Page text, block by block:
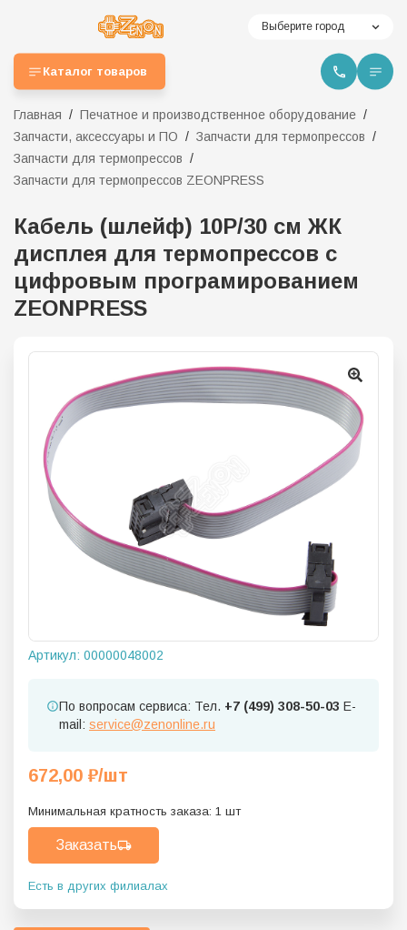
Выберите город
Каталог товаров
Главная
Печатное и производственное оборудование
Запчасти, аксессуары и ПО
Запчасти для термопрессов
Запчасти для термопрессов
Запчасти для термопрессов ZEONPRESS
Кабель (шлейф) 10P/30 см ЖК
дисплея для термопрессов с
цифровым програмированием
ZEONPRESS
Артикул: 00000048002
По вопросам сервиса: Тел. +7 (499) 308-50-03 E-
mail: service@zenonline.ru
672,00 ₽/шт
Минимальная кратность заказа: 1 шт
Заказать
Есть в других филиалах